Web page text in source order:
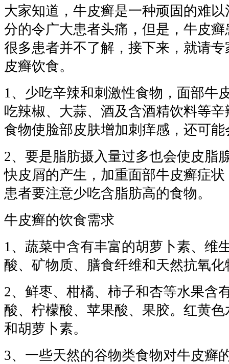
大家知道，牛皮癣是一种顽固的难
分的令广大患者头痛，但是，牛皮
很多患者并不了解，接下来，就请
皮癣饮食。
1、少吃辛辣和刺激性食物，面部牛
吃辣椒、大蒜、酒及含酒精饮料等
食物使脸部皮肤增加刺痒感，还可
2、要是脂肪摄入量过多也会使皮脂
快皮屑的产生，加重面部牛皮癣症
患者要注意少吃含脂肪高的食物。
牛皮癣的饮食需求
1、蔬菜中含有丰富的胡萝卜素、维
酸、矿物质、膳食纤维和天然抗氧化
2、鲜枣、柑橘、柿子和杏等水果含
酸、柠檬酸、苹果酸、果胶。红黄
和胡萝卜素。
3、一些天然的谷物类食物对牛皮癣